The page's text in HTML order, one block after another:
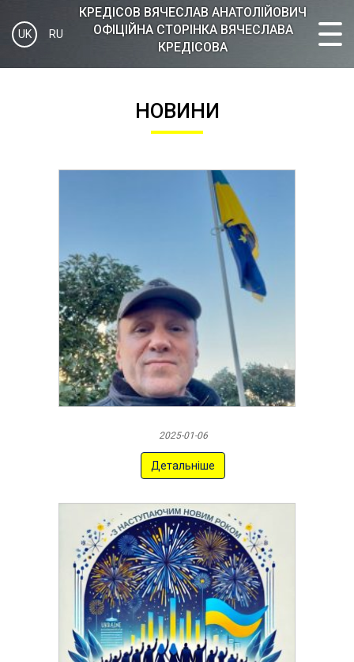
КРЕДІСOВ ВЯЧЕСЛАВ АНАТОЛІЙОВИЧ
ОФІЦІЙНА СТОРІНКА ВЯЧЕСЛАВА
КРЕДІСОВА
UK RU
НОВИНИ
2025-01-06
Детальніше